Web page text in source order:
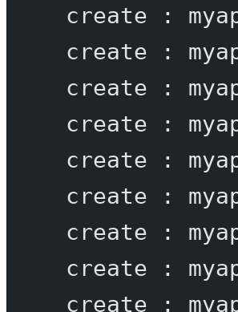
create
:
create
:
create
:
create
:
create
:
create
:
create
:
create
:
create
: